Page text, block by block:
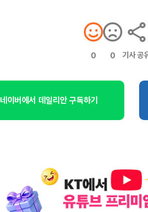
0 0 기사 공
네이버에서 데일리안 구독하기